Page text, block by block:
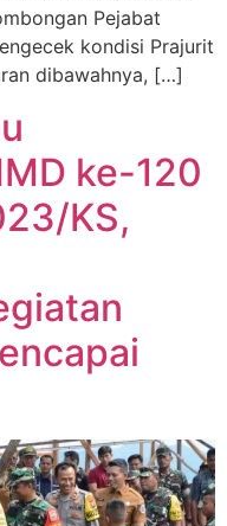
Pejabat
kondisi Prajurit
dibawahnya, […]
ke-120
KS,